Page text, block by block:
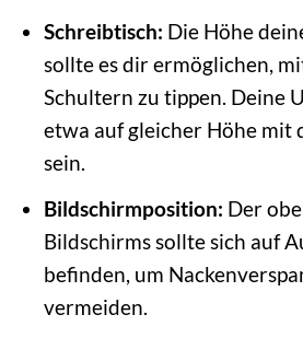
Schreibtisch: Die Höhe
sollte es dir ermöglichen,
Schultern zu tippen. Deine
etwa auf gleicher Höhe mit
sein.
Bildschirmposition: Der
Bildschirms sollte sich auf
befinden, um
vermeiden.